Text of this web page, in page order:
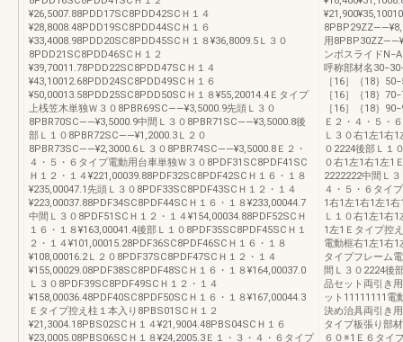
¥26,5007.88PDD17SC8PDD42SCＨ１４
¥28,8008.48PDD19SC8PDD44SCＨ１６
¥33,4008.98PDD20SC8PDD45SCＨ１８¥36,8009.5Ｌ３０
8PDD21SC8PDD46SCＨ１２
¥39,70011.78PDD22SC8PDD47SCＨ１４
¥43,10012.68PDD24SC8PDD49SCＨ１６
¥50,00013.58PDD25SC8PDD50SCＨ１８¥55,20014.4Ｅタイプ
上桟笠木単独Ｗ３０8PBR69SC――¥3,5000.9先頭Ｌ３０
8PBR70SC――¥3,5000.9中間Ｌ３０8PBR71SC――¥3,5000.8後
部Ｌ１０8PBR72SC――¥1,2000.3Ｌ２０
8PBR73SC――¥2,3000.6Ｌ３０8PBR74SC――¥3,5000.8Ｅ２・
４・５・６タイプ電動用台車単独Ｗ３０8PDF31SC8PDF41SC
Ｈ１２・１４¥221,00039.88PDF32SC8PDF42SCＨ１６・１８
¥235,00047.1先頭Ｌ３０8PDF33SC8PDF43SCＨ１２・１４
¥223,00037.88PDF34SC8PDF44SCＨ１６・１８¥233,00044.7
中間Ｌ３０8PDF51SCＨ１２・１４¥154,00034.88PDF52SCＨ
１６・１８¥163,00041.4後部Ｌ１０8PDF35SC8PDF45SCＨ１
２・１４¥101,00015.28PDF36SC8PDF46SCＨ１６・１８
¥108,00016.2Ｌ２０8PDF37SC8PDF47SCＨ１２・１４
¥155,00029.08PDF38SC8PDF48SCＨ１６・１８¥164,00037.0
Ｌ３０8PDF39SC8PDF49SCＨ１２・１４
¥158,00036.48PDF40SC8PDF50SCＨ１６・１８¥167,00044.3
Ｅタイプ控え柱１本入り8PBS01SCＨ１２
¥21,3004.18PBS02SCＨ１４¥21,9004.48PBS04SCＨ１６
¥23,0005.08PBS06SCＨ１８¥24,2005.3Ｅ１・３・４・６タイプ
用
ンボスライド
呼称部材名
［16］｛18｝
［16］｛18｝
［16］｛18｝
Ｅ２・４・５・
Ｌ３０右1左1右
０2224後部Ｌ１
０右1左1右1左1
2222222中間Ｌ
４・５・６タイ
1右1左1右1左1
Ｌ１０右1左1右
1左1Ｅタイプ控
電動框右1左1右
タイプフレーム
間Ｌ３０2224後
品セット両引き
ット11111111電
決め治具両引き
タイプ板張り部
６０※1Ｅ６タイ